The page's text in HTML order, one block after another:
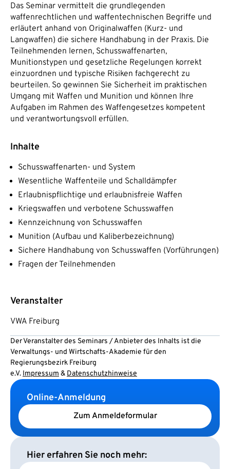
Das Seminar vermittelt die grundlegenden
waffenrechtlichen und waffentechnischen Begriffe und
erläutert anhand von Originalwaffen (Kurz- und
Langwaffen) die sichere Handhabung in der Praxis. Die
Teilnehmenden lernen, Schusswaffenarten,
Munitionstypen und gesetzliche Regelungen korrekt
einzuordnen und typische Risiken fachgerecht zu
beurteilen. So gewinnen Sie Sicherheit im praktischen
Umgang mit Waffen und Munition und können Ihre
Aufgaben im Rahmen des Waffengesetzes kompetent
und verantwortungsvoll erfüllen.
Inhalte
Schusswaffenarten- und System
Wesentliche Waffenteile und Schalldämpfer
Erlaubnispflichtige und erlaubnisfreie Waffen
Kriegswaffen und verbotene Schusswaffen
Kennzeichnung von Schusswaffen
Munition (Aufbau und Kaliberbezeichnung)
Sichere Handhabung von Schusswaffen (Vorführungen)
Fragen der Teilnehmenden
Veranstalter
VWA Freiburg
Der Veranstalter des Seminars / Anbieter des Inhalts ist die
Verwaltungs- und Wirtschafts-Akademie für den
Regierungsbezirk Freiburg
e.V. Impressum & Datenschutzhinweise
Online-Anmeldung
Zum Anmeldeformular
Hier erfahren Sie noch mehr: